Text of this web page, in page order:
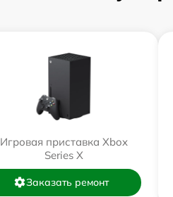
Игровая приставка Xbox
Series X
Заказать ремонт